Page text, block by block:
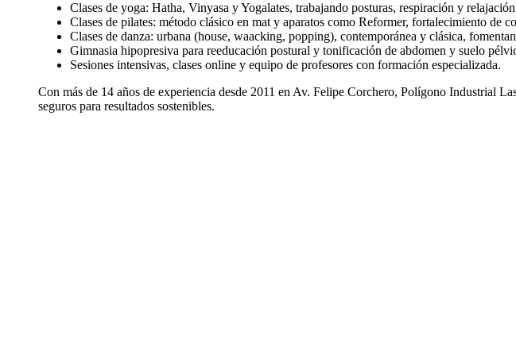
Clases de yoga: Hatha, Vinyasa y Yogalates, trabajando posturas, respiración y
Clases de pilates: método clásico en mat y aparatos como Reformer, fortalecimiento de
Clases de danza: urbana (house, waacking, popping), contemporánea y clásica,
Gimnasia hipopresiva para reeducación postural y tonificación de abdomen y suelo
Sesiones intensivas, clases online y equipo de profesores con formación especializada.
Con más de 14 años de experiencia desde 2011 en Av. Felipe Corchero, Polígono Industrial
seguros para resultados sostenibles.